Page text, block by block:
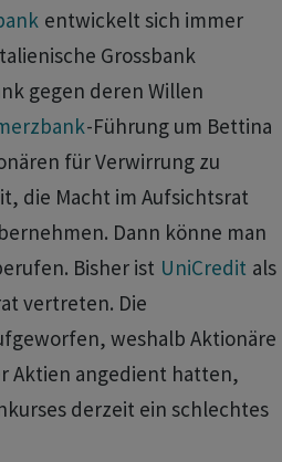
entwickelt sich immer
Grossbank
⁠gegen deren Willen
-Führung um Bettina
für Verwirrung zu
die ⁠Macht im Aufsichtsrat
Dann könne man
Bisher ist UniCredit als
vertreten. Die
‌weshalb Aktionäre
Aktien angedient hatten,
derzeit ein schlechtes